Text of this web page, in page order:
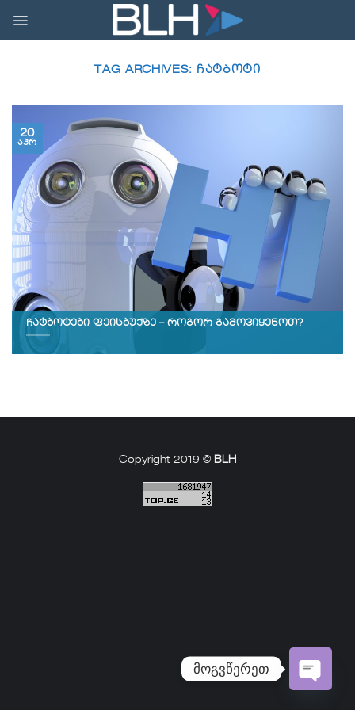
content
TAG ARCHIVES: ᲩᲐᲢᲑᲝᲢᲘ
ჩატბოტები ფეისბუქზე – როგორ გამოვიყენოთ?
20
აპრ
Copyright 2019 © BLH
მოგვწერეთ